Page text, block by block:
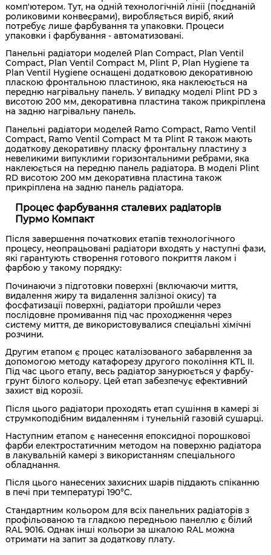
комп'ютером. Тут, на одній технологічній лінії (поєднаній
роликовими конвеєрами), виробляється виріб, який
потребує лише фарбування та упаковки. Процеси
упаковки і фарбування - автоматизовані.
Панельні радіатори моделей Plan Compact, Plan Ventil
Compact, Plan Ventil Compact M, Plint P, Plan Hygiene та
Plan Ventil Hygiene оснащені додатковою декоративною
пласкою фронтальною пластиною, яка наклеюється на
передню нагрівальну панель. У випадку моделі Plint PD з
висотою 200 мм, декоративна пластина також прикріплена
на задню нагрівальну панель.
Панельні радіатори моделей Ramo Compact, Ramo Ventil
Compact, Ramo Ventil Compact M та Plint R також мають
додаткову декоративну пласку фронтальну пластину з
невеликими випуклими горизонтальними ребрами, яка
наклеюється на передню панель радіатора. В моделі Plint
RD висотою 200 мм декоративна пластина також
прикріплена на задню панель радіатора.
Процес фарбування сталевих радіаторів
Пурмо Компакт
Після завершення початкових етапів технологічного
процесу, неопрацьовані радіатори входять у наступні фази,
які гарантують створення готового покриття лаком і
фарбою у такому порядку:
Починаючи з підготовки поверхні (включаючи миття,
видалення жиру та видалення залізної окису) та
фосфатизації поверхні, радіатори пройшли через
послідовне промивання під час проходження через
систему миття, де використовувалися спеціальні хімічні
розчини.
Другим етапом є процес каталізованого забарвлення за
допомогою методу катафорезу другого покоління KTL II.
Під час цього етапу, весь радіатор занурюється у фарбу-
грунт білого кольору. Цей етап забезпечує ефективний
захист від корозії.
Після цього радіатори проходять етап сушіння в камері зі
струмкоподібним видаленням і тунельній газовій сушарці.
Наступним етапом є нанесення епоксидної порошкової
фарби електростатичним методом на поверхню радіатора
в лакувальній камері з використанням спеціального
обладнання.
Після цього нанесених захисних шарів піддають спіканню
в печі при температурі 190°C.
Стандартним кольором для всіх панельних радіаторів з
профільованою та гладкою передньою панеллю є білий
RAL 9016. Однак інші кольори за шкалою RAL можна
отримати на запит за додаткову плату.